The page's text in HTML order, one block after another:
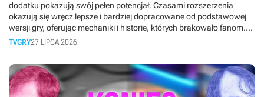
dodatku pokazują swój pełen potencjał. Czasami rozszerzenia
okazują się wręcz lepsze i bardziej dopracowane od podstawowej
wersji gry, oferując mechaniki i historie, których brakowało fanom.
Dlatego też w dzisiejszym materiale bierzemy pod lupę DLC, które
TVGRY27 LIPCA 2026